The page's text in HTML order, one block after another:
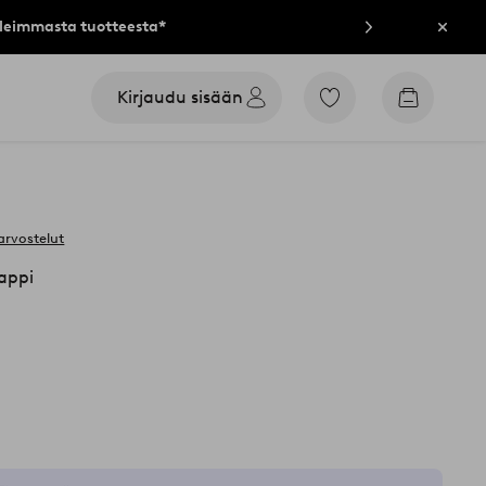
tuotteesta* Sulje
Kirjaudu sisään
Siirry
Siirry